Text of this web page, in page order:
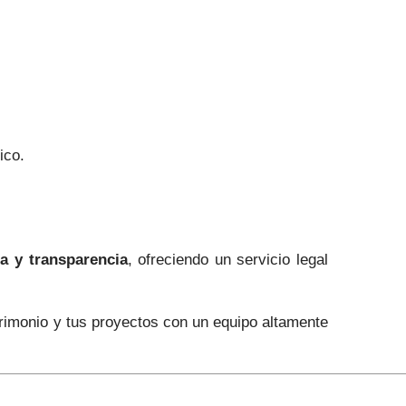
y transparencia, ofreciendo un servicio legal
y tus proyectos con un equipo altamente